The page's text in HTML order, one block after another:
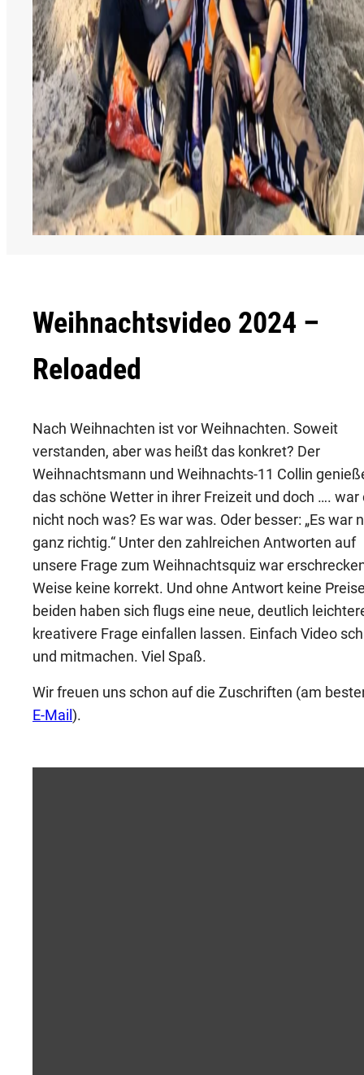
Weihnachtsvideo 2024 –
Reloaded
Nach Weihnachten ist vor Weihnachten. Soweit
verstanden, aber was heißt das konkret? Der
Weihnachtsmann und Weihnachts-11 Collin
das schöne Wetter in ihrer Freizeit und doch …. war
nicht noch was? Es war was. Oder besser: „Es war
ganz richtig.“ Unter den zahlreichen Antworten auf
unsere Frage zum Weihnachtsquiz war
Weise keine korrekt. Und ohne Antwort keine
beiden haben sich flugs eine neue, deutlich
kreativere Frage einfallen lassen. Einfach Video
und mitmachen. Viel Spaß.
Wir freuen uns schon auf die Zuschriften (am
E-Mail ).